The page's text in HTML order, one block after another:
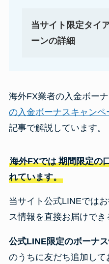
当サイト限定タイ
ーンの詳細
海外FX業者の入金ボー
の入金ボーナスキャン
記事で解説しています。
海外FXでは 期間限定の
れています。
当サイト公式LINEでは
ス情報を直接お届けでき
公式LINE限定のボーナ
のうちに友だち追加して